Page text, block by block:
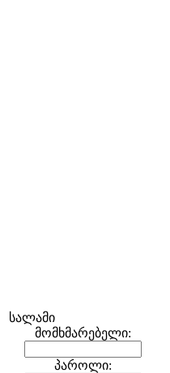
სალამი
მომხმარებელი:
პაროლი: